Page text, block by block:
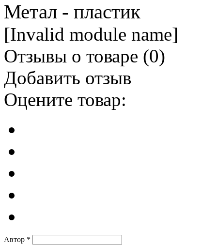
Метал - пластик
[Invalid module name]
Отзывы о товаре (0)
Добавить отзыв
Оцените товар:
Автор *